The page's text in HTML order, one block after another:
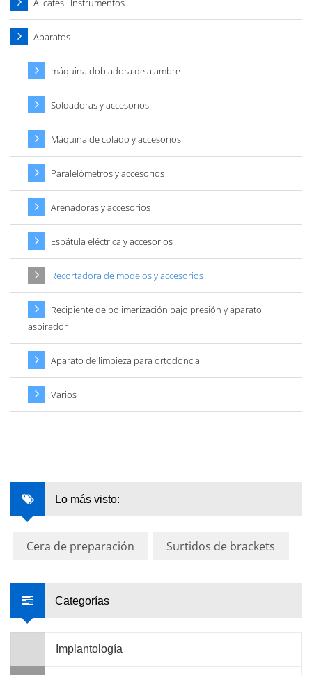
Alicates · Instrumentos
Aparatos
máquina dobladora de alambre
Soldadoras y accesorios
Máquina de colado y accesorios
Paralelómetros y accesorios
Arenadoras y accesorios
Espátula eléctrica y accesorios
Recortadora de modelos y accesorios
Recipiente de polimerización bajo presión y aparato
aspirador
Aparato de limpieza para ortodoncia
Varios
Lo más visto:
Cera de preparación Surtidos de brackets
Categorías
Implantología